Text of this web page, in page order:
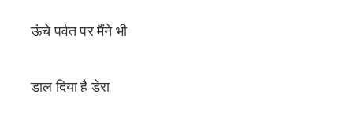
ऊंचे पर्वत पर मैंने भी
डाल दिया है डेरा